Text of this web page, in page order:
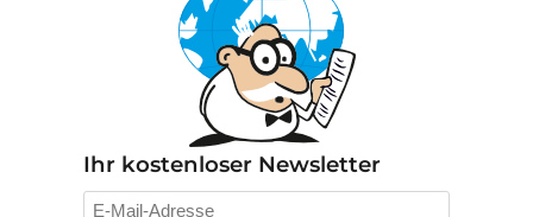
Ihr kostenloser Newsletter